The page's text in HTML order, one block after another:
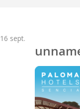
16 sept.